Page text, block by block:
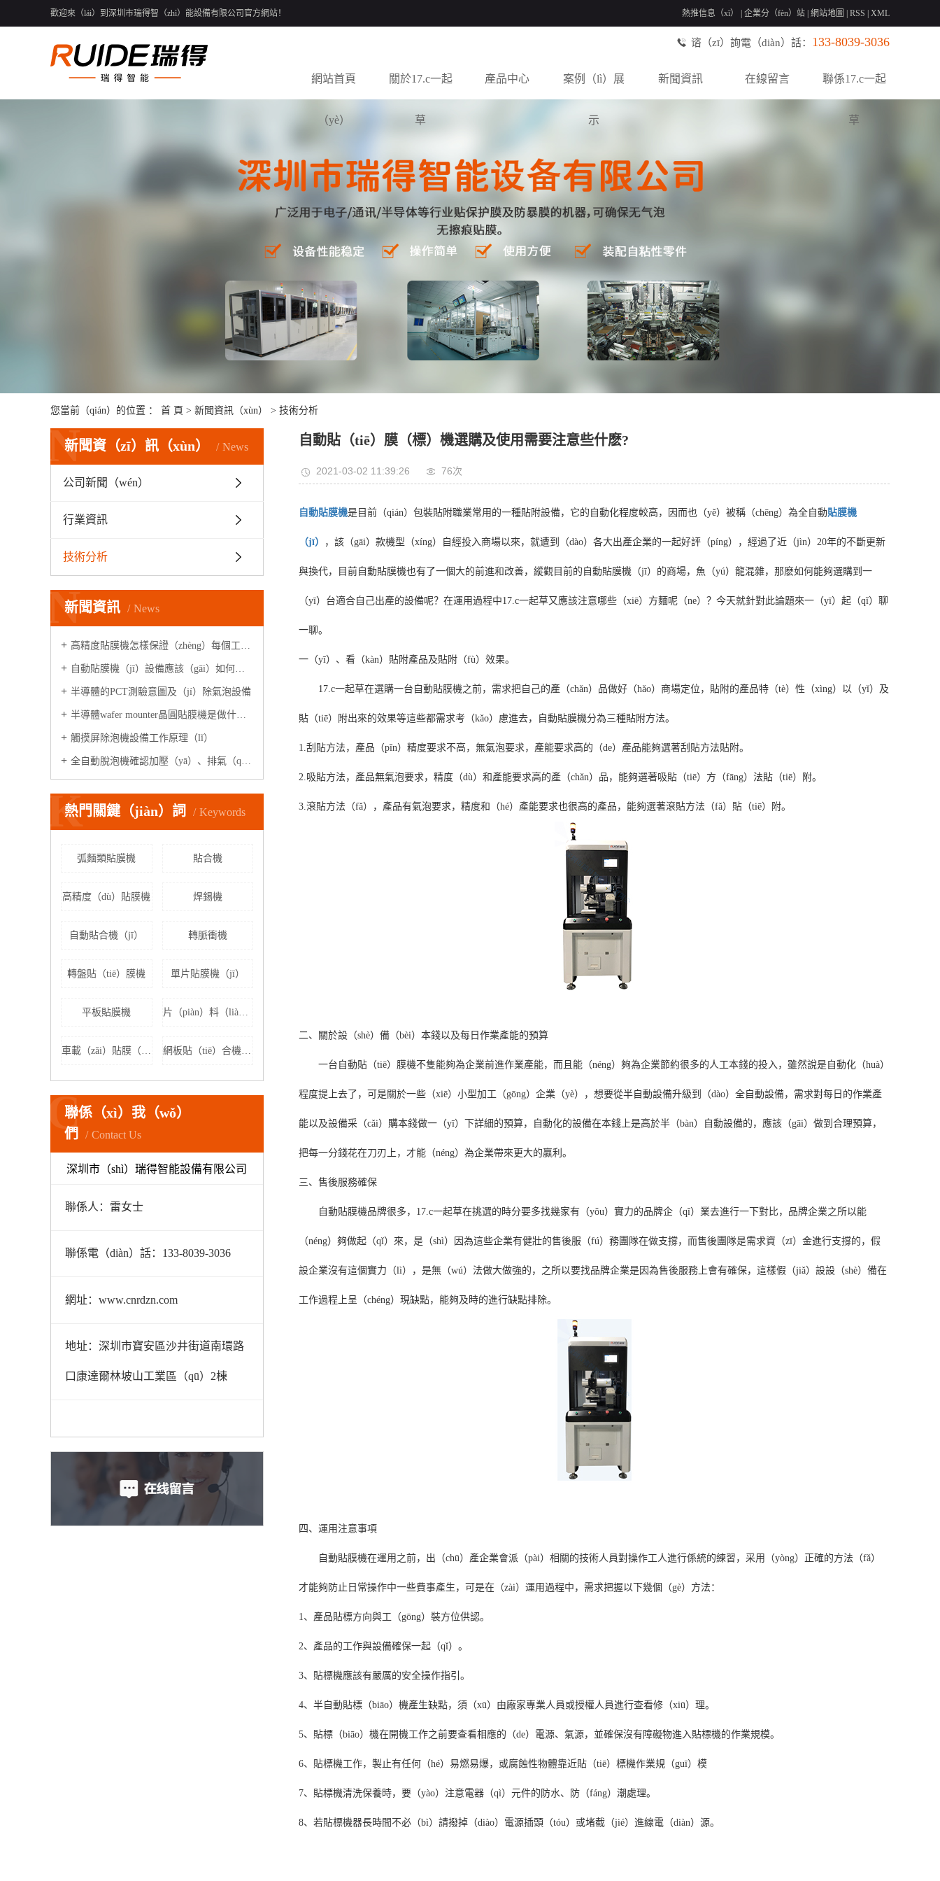
歡迎來（lái）到深圳市瑞得智（zhì）能設備有限公司官方網站！ 熱推信息（xī） 企業分（fèn）站 網站地圖 RSS XML
谘（zī）詢電（diàn）話： 133-8039-3036
網站首頁
（yè）
關於17.c一起
草
產品中心 案例（lì）展
示
新聞資訊 在線留言 聯係17.c一起
草
您當前（qián）的位置 ： 首 頁 > 新聞資訊（xùn） > 技術分析
新聞資（zī）訊（xùn） News
N
公司新聞（wén）
行業資訊
技術分析
新聞資訊 News
N
高精度貼膜機怎樣保證（zhèng）每個工位高速精準出（chū）膜的
自動貼膜機（jī）設備應該（gāi）如何（hé）調試操作（zuò）呢？
半導體的PCT測驗意圖及（jí）除氣泡設備
半導體wafer mounter晶圓貼膜機是做什麽的?
觸摸屏除泡機設備工作原理（lǐ）
全自動脫泡機確認加壓（yā）、排氣（qì）電磁閥是否正（zhèng）常工作?
熱門關鍵（jiàn）詞 Keywords
K
弧麵類貼膜機 貼合機
高精度（dù）貼膜機 焊錫機
自動貼合機（jī） 轉脈衝機
轉盤貼（tiē）膜機 單片貼膜機（jī）
平板貼膜機 片（piàn）料（liào）貼膜機
車載（zǎi）貼膜（mó）機 網板貼（tiē）合機（jī）
聯係（xì）我（wǒ）
們
Contact Us
C
深圳市（shì）瑞得智能設備有限公司
聯係人：雷女士
聯係電（diàn）話：133-8039-3036
網址：www.cnrdzn.com
地址：深圳市寶安區沙井街道南環路
口康達爾林坡山工業區（qū）2棟
自動貼（tiē）膜（標）機選購及使用需要注意些什麽?
2021-03-02 11:39:26 76次
自動貼膜機是目前（qián）包裝貼附職業常用的一種貼附設備，它的自動化程度較高，因而也（yě）被稱（chēng）為全自動貼膜機
（jī） ，該（gāi）款機型（xíng）自經投入商場以來，就遭到（dào）各大出產企業的一起好評（píng），經過了近（jìn）20年的不斷更新
與換代，目前自動貼膜機也有了一個大的前進和改善，縱觀目前的自動貼膜機（jī）的商場，魚（yú）龍混雜，那麽如何能夠選購到一
（yī）台適合自己出產的設備呢？在運用過程中17.c一起草又應該注意哪些（xiē）方麵呢（ne）？今天就針對此論題來一（yī）起（qǐ）聊
一聊。
一（yī）、看（kàn）貼附產品及貼附（fù）效果。
17.c一起草在選購一台自動貼膜機之前，需求把自己的產（chǎn）品做好（hǎo）商場定位，貼附的產品特（tè）性（xìng）以（yǐ）及
貼（tiē）附出來的效果等這些都需求考（kǎo）慮進去，自動貼膜機分為三種貼附方法。
1.刮貼方法，產品（pǐn）精度要求不高，無氣泡要求，產能要求高的（de）產品能夠選著刮貼方法貼附。
2.吸貼方法，產品無氣泡要求，精度（dù）和產能要求高的產（chǎn）品，能夠選著吸貼（tiē）方（fāng）法貼（tiē）附。
3.滾貼方法（fǎ），產品有氣泡要求，精度和（hé）產能要求也很高的產品，能夠選著滾貼方法（fǎ）貼（tiē）附。
二、關於設（shè）備（bèi）本錢以及每日作業產能的預算
一台自動貼（tiē）膜機不隻能夠為企業前進作業產能，而且能（néng）夠為企業節約很多的人工本錢的投入，雖然說是自動化（huà）
程度提上去了，可是關於一些（xiē）小型加工（gōng）企業（yè），想要從半自動設備升級到（dào）全自動設備，需求對每日的作業產
能以及設備采（cǎi）購本錢做一（yī）下詳細的預算，自動化的設備在本錢上是高於半（bàn）自動設備的，應該（gāi）做到合理預算，
把每一分錢花在刀刃上，才能（néng）為企業帶來更大的贏利。
三、售後服務確保
自動貼膜機品牌很多，17.c一起草在挑選的時分要多找幾家有（yǒu）實力的品牌企（qǐ）業去進行一下對比，品牌企業之所以能
（néng）夠做起（qǐ）來，是（shì）因為這些企業有健壯的售後服（fú）務團隊在做支撐，而售後團隊是需求資（zī）金進行支撐的，假
設企業沒有這個實力（lì），是無（wú）法做大做強的，之所以要找品牌企業是因為售後服務上會有確保，這樣假（jiǎ）設設（shè）備在
工作過程上呈（chéng）現缺點，能夠及時的進行缺點排除。
四、運用注意事項
自動貼膜機在運用之前，出（chū）產企業會派（pài）相關的技術人員對操作工人進行係統的練習，采用（yòng）正確的方法（fǎ）
才能夠防止日常操作中一些費事產生，可是在（zài）運用過程中，需求把握以下幾個（gè）方法：
1、產品貼標方向與工（gōng）裝方位供認。
2、產品的工作與設備確保一起（qǐ）。
3、貼標機應該有嚴厲的安全操作指引。
4、半自動貼標（biāo）機產生缺點，須（xū）由廠家專業人員或授權人員進行查看修（xiū）理。
5、貼標（biāo）機在開機工作之前要查看相應的（de）電源、氣源，並確保沒有障礙物進入貼標機的作業規模。
6、貼標機工作，製止有任何（hé）易燃易爆，或腐蝕性物體靠近貼（tiē）標機作業規（guī）模
7、貼標機清洗保養時，要（yào）注意電器（qì）元件的防水、防（fáng）潮處理。
8、若貼標機器長時間不必（bì）請撥掉（diào）電源插頭（tóu）或堵截（jié）進線電（diàn）源。